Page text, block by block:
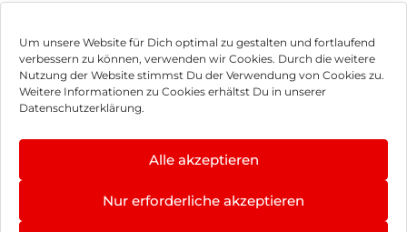
Um unsere Website für Dich optimal zu gestalten und fortlaufend
verbessern zu können, verwenden wir Cookies. Durch die weitere
Nutzung der Website stimmst Du der Verwendung von Cookies zu.
Weitere Informationen zu Cookies erhältst Du in unserer
Datenschutzerklärung.
Alle akzeptieren
Nur erforderliche akzeptieren
Impressum
Hinweis zur Batterieentsorgung
Können wir Dir behilflich sein?